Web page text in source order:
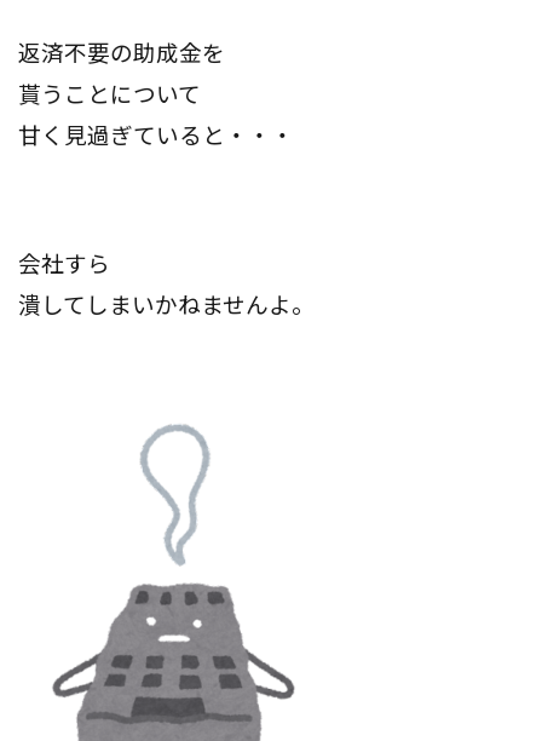
返済不要の助成金を
貰うことについて
甘く見過ぎていると・・・
会社すら
潰してしまいかねませんよ。